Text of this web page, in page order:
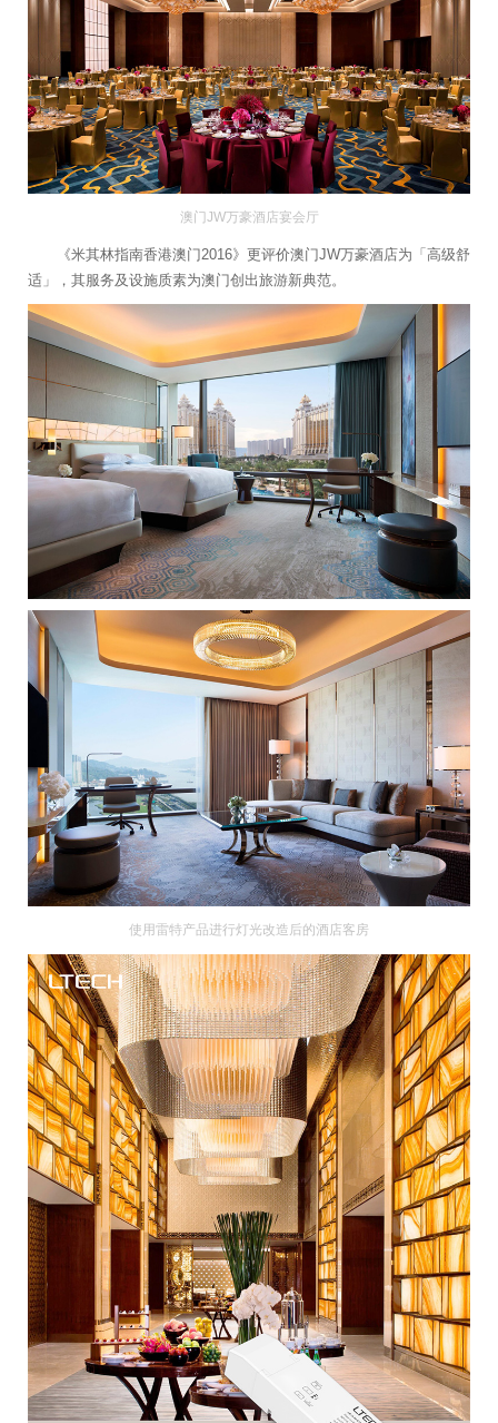
澳门JW万豪酒店宴会厅
《米其林指南香港澳门2016》更评价澳门JW万豪酒店为「高级舒
适」，其服务及设施质素为澳门创出旅游新典范。
使用雷特产品进行灯光改造后的酒店客房